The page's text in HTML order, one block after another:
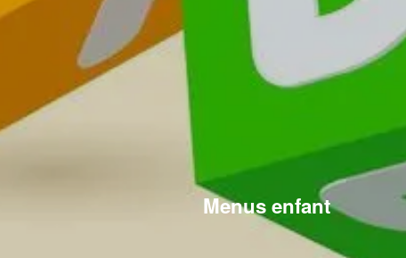
Menus enfant